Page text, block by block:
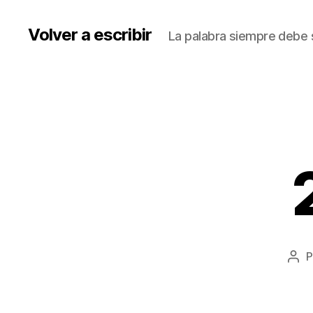
Volver a escribir La palabra siempre debe